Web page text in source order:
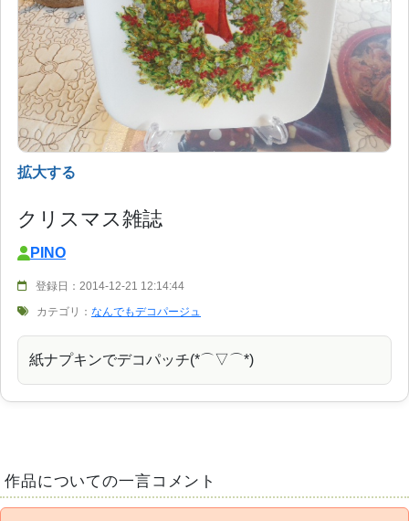
拡大する
クリスマス雑誌
PINO
登録日：2014-12-21 12:14:44
カテゴリ： なんでもデコパージュ
紙ナプキンでデコパッチ(*⌒▽⌒*)
作品についての一言コメント